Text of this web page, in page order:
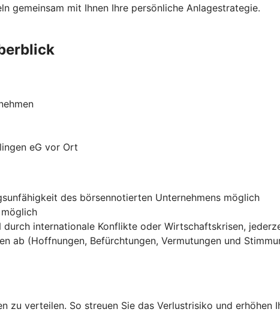
gemeinsam mit Ihnen Ihre persönliche Anlagestrategie.
eG vor Ort
des börsennotierten Unternehmens möglich
durch internationale Konflikte oder Wirtschaftskrisen,
ab (Hoffnungen, Befürchtungen, Vermutungen und
zu verteilen. So streuen Sie das Verlustrisiko und erhöhen